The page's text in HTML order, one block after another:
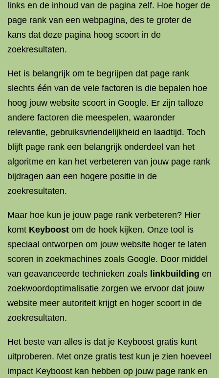
links en de inhoud van de pagina zelf. Hoe hoger de
page rank van een webpagina, des te groter de
kans dat deze pagina hoog scoort in de
zoekresultaten.
Het is belangrijk om te begrijpen dat page rank
slechts één van de vele factoren is die bepalen hoe
hoog jouw website scoort in Google. Er zijn talloze
andere factoren die meespelen, waaronder
relevantie, gebruiksvriendelijkheid en laadtijd. Toch
blijft page rank een belangrijk onderdeel van het
algoritme en kan het verbeteren van jouw page rank
bijdragen aan een hogere positie in de
zoekresultaten.
Maar hoe kun je jouw page rank verbeteren? Hier
komt Keyboost om de hoek kijken. Onze tool is
speciaal ontworpen om jouw website hoger te laten
scoren in zoekmachines zoals Google. Door middel
van geavanceerde technieken zoals linkbuilding en
zoekwoordoptimalisatie zorgen we ervoor dat jouw
website meer autoriteit krijgt en hoger scoort in de
zoekresultaten.
Het beste van alles is dat je Keyboost gratis kunt
uitproberen. Met onze gratis test kun je zien hoeveel
impact Keyboost kan hebben op jouw page rank en